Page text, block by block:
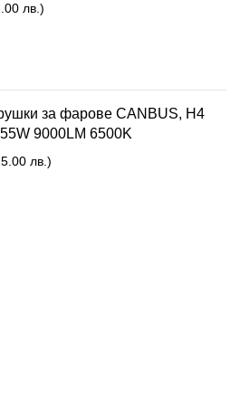
лв.)
за фарове CANBUS, H4
9000LM 6500K
лв.)